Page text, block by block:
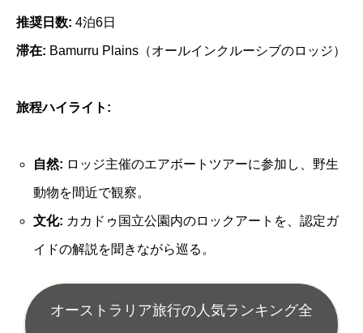
推奨日数: 4泊6日
滞在: Bamurru Plains（オールインクルーシブのロッジ）
旅程ハイライト:
自然: ロッジ主催のエアボートツアーに参加し、野生
動物を間近で観察。
文化: カカドゥ国立公園内のロックアートを、認定ガ
イドの解説を聞きながら巡る。
オーストラリア旅行の人気ランキング全